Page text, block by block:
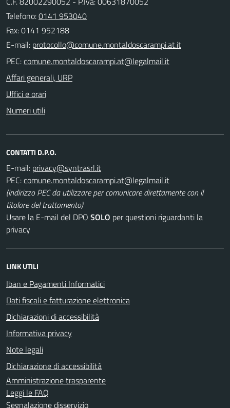
Telefono:0141 953040
Fax: 0141 952188
E-mail:
PEC:
Affari generali, URP
Uffici e orari
Numeri utili
CONTATTI D.P.O.
E-mail:
PEC:
(indirizzo PEC da utilizzare per comunicare direttamente con il
titolare del trattamento)
Usare la E-mail del DPO SOLO per questioni riguardanti la
privacy
LINK UTILI
Iban e Pagamenti Informatici
Dati fiscali e fatturazione elettronica
Dichiarazioni di accessibilità
Informativa privacy
Note legali
Dichiarazione di accessibilità
Amministrazione trasparente
Leggi le FAQ
Segnalazione disservizio